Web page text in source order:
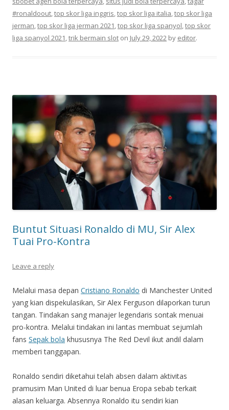
#ronaldoout,top skor liga inggris,top skor liga italia,top skor liga
jerman,top skor liga jerman 2021,top skor liga spanyol,top skor
liga spanyol 2021,trik bermain slot on July 29, 2022 by editor.
Buntut Situasi Ronaldo di MU, Sir Alex
Tuai Pro-Kontra
Leave a reply
Melalui masa depan Cristiano Ronaldo di Manchester United
yang kian dispekulasikan, Sir Alex Ferguson dilaporkan turun
tangan. Tindakan sang manajer legendaris sontak menuai
pro-kontra. Melalui tindakan ini lantas membuat sejumlah
fans Sepak bola khususnya The Red Devil ikut andil dalam
memberi tanggapan.
Ronaldo sendiri diketahui telah absen dalam aktivitas
pramusim Man United di luar benua Eropa sebab terkait
alasan keluarga. Absennya Ronaldo itu sendiri kian